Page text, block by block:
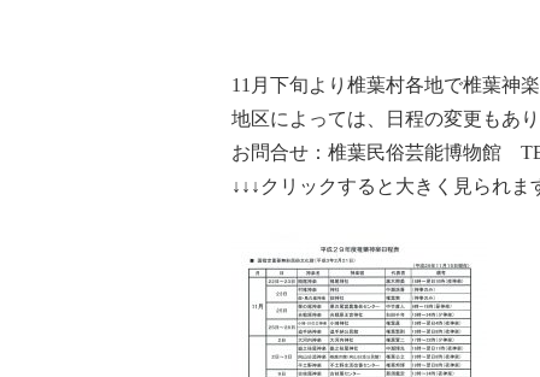
11月下旬より椎葉村各地で椎葉神
地区によっては、日程の変更もあ
お問合せ：椎葉民俗芸能博物館
↓↓↓クリックすると大きく見られま